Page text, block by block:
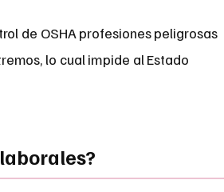
de OSHA profesiones peligrosas
lo cual impide al Estado